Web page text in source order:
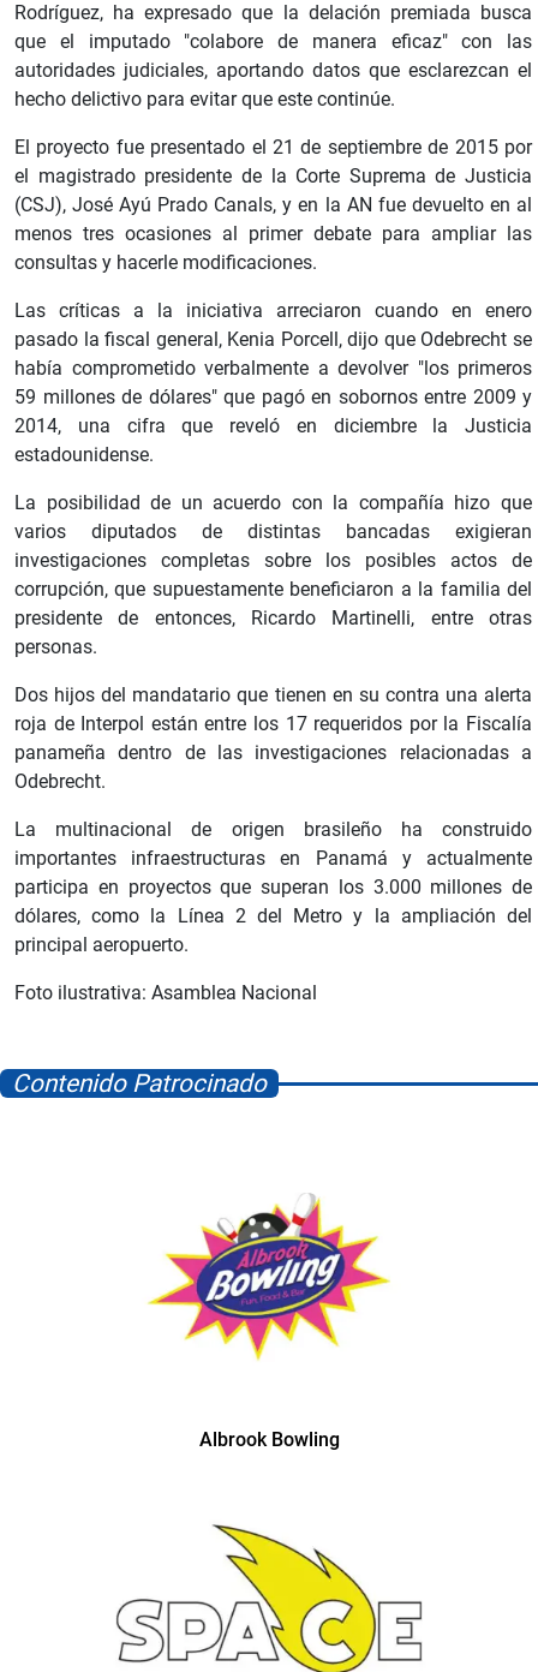
Rodríguez, ha expresado que la delación premiada busca
que el imputado "colabore de manera eficaz" con las
autoridades judiciales, aportando datos que esclarezcan el
hecho delictivo para evitar que este continúe.
El proyecto fue presentado el 21 de septiembre de 2015 por
el magistrado presidente de la Corte Suprema de Justicia
(CSJ), José Ayú Prado Canals, y en la AN fue devuelto en al
menos tres ocasiones al primer debate para ampliar las
consultas y hacerle modificaciones.
Las críticas a la iniciativa arreciaron cuando en enero
pasado la fiscal general, Kenia Porcell, dijo que Odebrecht se
había comprometido verbalmente a devolver "los primeros
59 millones de dólares" que pagó en sobornos entre 2009 y
2014, una cifra que reveló en diciembre la Justicia
estadounidense.
La posibilidad de un acuerdo con la compañía hizo que
varios diputados de distintas bancadas exigieran
investigaciones completas sobre los posibles actos de
corrupción, que supuestamente beneficiaron a la familia del
presidente de entonces, Ricardo Martinelli, entre otras
personas.
Dos hijos del mandatario que tienen en su contra una alerta
roja de Interpol están entre los 17 requeridos por la Fiscalía
panameña dentro de las investigaciones relacionadas a
Odebrecht.
La multinacional de origen brasileño ha construido
importantes infraestructuras en Panamá y actualmente
participa en proyectos que superan los 3.000 millones de
dólares, como la Línea 2 del Metro y la ampliación del
principal aeropuerto.
Foto ilustrativa: Asamblea Nacional
Contenido Patrocinado
Albrook Bowling